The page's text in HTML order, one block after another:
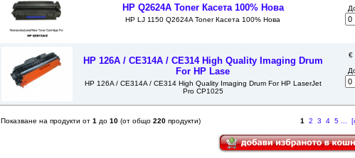
HP Q2624A Toner Касета 100% Нова
HP LJ 1150 Q2624A Toner Касета 100% Нова
HP 126A / CE314A / CE314 High Quality Imaging Drum
For HP Lase
HP 126A / CE314A / CE314 High Quality Imaging Drum For HP LaserJet
Pro CP1025
€
Показване на продукти от 1 до 10(от общо 220продукти) 1 2 3 4 5